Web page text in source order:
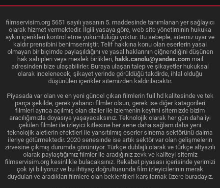
filmservisim.org 5651 sayılı yasanın 5. maddesinde tanımlanan yer sağlayıcı
olarak hizmet vermektedir. İlgili yasaya göre, web site yönetiminin hukuka
aykırı içerikleri kontrol etme yükümlülüğü yoktur. Bu sebeple, sitemiz uyar ve
kaldır prensibini benimsemiştir. Telif hakkına konu olan eserlerin yasal
olmayan bir biçimde paylaşıldığını ve yasal haklarının çiğnendiğini düşünen
hak sahipleri veya meslek birlikleri, hakk.canolu@yandex.commail
adresinden bize ulaşabilirler. Buraya ulaşan talep ve şikayetler hukuksal
olarak incelenecek, şikayet yerinde görüldüğü takdirde, ihlal olduğu
düşünülen içerikler sitemizden kaldırılacaktır.
Piyasada var olan ve en yeni güncel çıkan filmlerin full hd kalitesinde ve tek
parça şekilde, gerek yabancı filmler olsun, gerek ise diğer katagorileri
filmleri ayrıca açılmış olan diziler ile izlemenin keyfini sitemizde bizim
aracılığımızla doyasıya yaşayacaksınız. Teknolojik olarak her gün daha iyi
çekilen filmler ile izleyici kitlesine her sene daha sağlam daha yeni
teknolojik aletlerin efektleri ile yansıtılmış eserler sinema sektörünü daima
ileriye götürmektedir. 2020 senesinde ise artık sektör var olan gelişmelerin
zirvesine çıkmış durumda görünüyor. Türkçe dublajlı olarak ve türkçe altyazılı
olarak paylaştığımız filmler ile aradığınız zevk ve kaliteyi sitemiz
filmservisim.org kesinlikle bulacaksınız. Rekabet piyasası içerisinde yerimizi
çok iyi biliyoruz ve bu ihtiyaç doğrultusunda film izleyicilerinin merak
duyduları ve aradıkları filmlere olan beklentileri karşılamak üzere buradayız.